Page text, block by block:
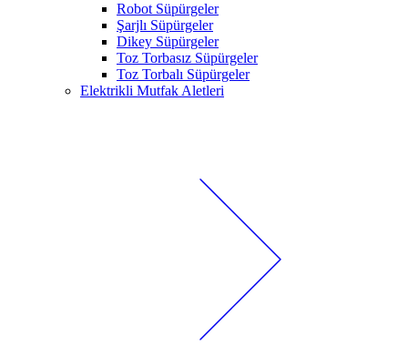
Robot Süpürgeler
Şarjlı Süpürgeler
Dikey Süpürgeler
Toz Torbasız Süpürgeler
Toz Torbalı Süpürgeler
Elektrikli Mutfak Aletleri